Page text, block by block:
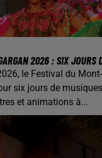
2026 : SIX JOURS
le Festival du
six jours de
et animations à...